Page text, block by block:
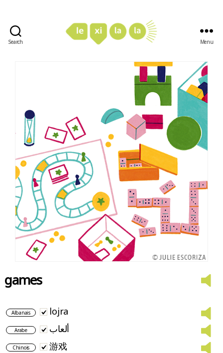
Search Menu
games
Albanais lojra
Arabe ألعاب
Chinois 游戏